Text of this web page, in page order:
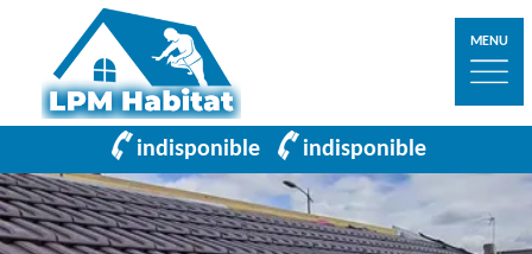
MENU
indisponible indisponible